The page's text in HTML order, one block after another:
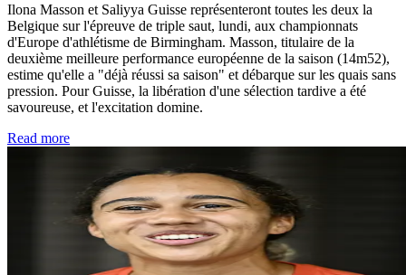
Ilona Masson et Saliyya Guisse représenteront toutes les deux la
Belgique sur l'épreuve de triple saut, lundi, aux championnats
d'Europe d'athlétisme de Birmingham. Masson, titulaire de la
deuxième meilleure performance européenne de la saison (14m52),
estime qu'elle a "déjà réussi sa saison" et débarque sur les quais sans
pression. Pour Guisse, la libération d'une sélection tardive a été
savoureuse, et l'excitation domine.
Read more